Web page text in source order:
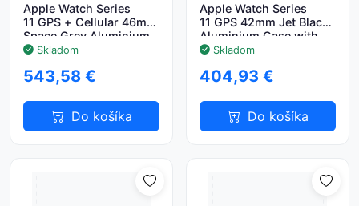
Apple Watch Series
11 GPS + Cellular 46mm
Space Grey Aluminium
Case with Black Sport
Skladom
543,58 €
Do košíka
Apple Watch Series
11 GPS 42mm Jet Black
Aluminium Case with
Black Sport Band - S/M
Skladom
404,93 €
Do košíka